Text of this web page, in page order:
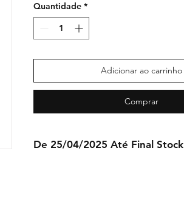
Quantidade *
Adicionar ao carrinho
Comprar
De 25/04/2025 Até Final Stock